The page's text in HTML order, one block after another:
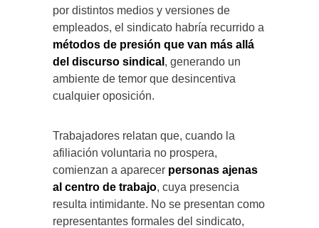
por distintos medios y versiones de
empleados, el sindicato habría recurrido a
métodos de presión que van más allá
del discurso sindical , generando un
ambiente de temor que desincentiva
cualquier oposición.
Trabajadores relatan que, cuando la
afiliación voluntaria no prospera,
comienzan a aparecer personas ajenas
al centro de trabajo, cuya presencia
resulta intimidante. No se presentan como
representantes formales del sindicato,